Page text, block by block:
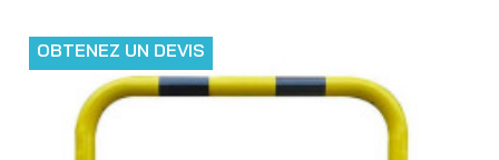
OBTENEZ UN DEVIS